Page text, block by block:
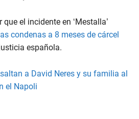
el incidente en ‘Mestalla’
condenas a 8 meses de cárcel
española.
a David Neres y su familia al
el Napoli